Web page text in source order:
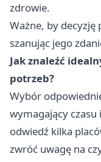
zdrowie.
Ważne, by
szanując jego
Jak znaleźć
potrzeb?
Wybór
wymagający
odwiedź kilka
zwróć uwagę na